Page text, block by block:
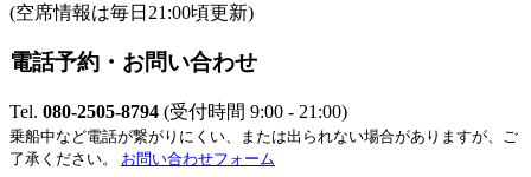
(空席情報は毎日21:00頃更新)
電話予約・お問い合わせ
Tel. 080-2505-8794 (受付時間 9:00 - 21:00)
乗船中など電話が繋がりにくい、または出られない場合がありますが、ご
了承ください。 お問い合わせフォーム